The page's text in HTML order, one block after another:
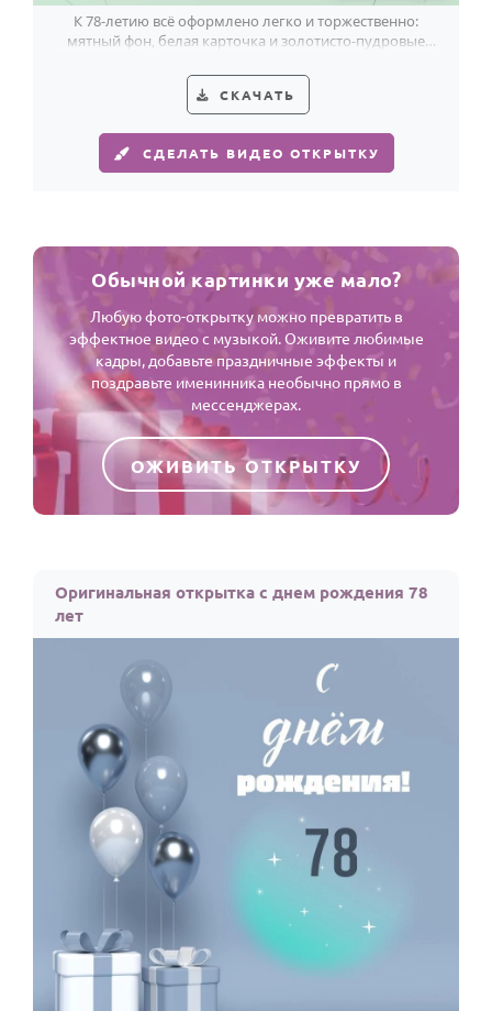
К 78-летию всё оформлено легко и торжественно:
мятный фон, белая карточка и золотисто-пудровые
СКАЧАТЬ
СДЕЛАТЬ ВИДЕО ОТКРЫТКУ
Обычной картинки уже мало?
Любую фото-открытку можно превратить в
эффектное видео с музыкой. Оживите любимые
кадры, добавьте праздничные эффекты и
поздравьте именинника необычно прямо в
мессенджерах.
ОЖИВИТЬ ОТКРЫТКУ
Оригинальная открытка с днем рождения 78
лет